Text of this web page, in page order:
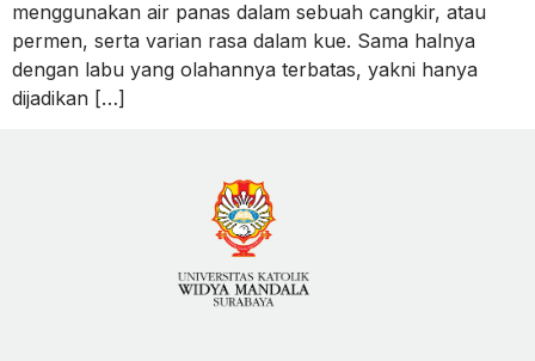
menggunakan air panas dalam sebuah cangkir, atau
permen, serta varian rasa dalam kue. Sama halnya
dengan labu yang olahannya terbatas, yakni hanya
dijadikan […]